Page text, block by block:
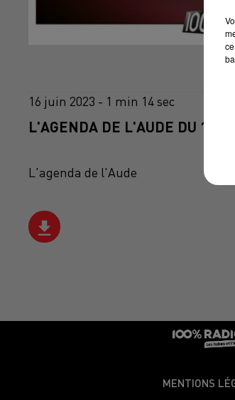
16 juin 2023 - 1 min 14 sec
L'AGENDA DE L'AUDE DU 16/
L'agenda de l'Aude
MENTIONS